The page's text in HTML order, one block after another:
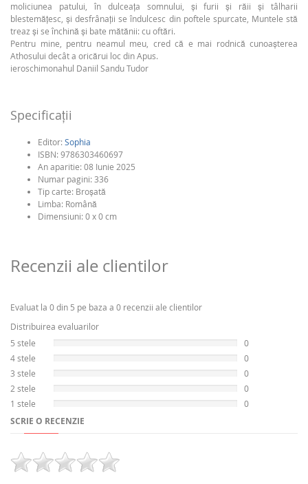
moliciunea patului, în dulceața somnului, și furii și răii și tâlharii
blestemățesc, și desfrânații se îndulcesc din poftele spurcate, Muntele stă
treaz și se închină și bate mătănii: cu oftări.
Pentru mine, pentru neamul meu, cred că e mai rodnică cunoașterea
Athosului decât a oricărui loc din Apus.
ieroschimonahul Daniil Sandu Tudor
Specificaţii
Editor: Sophia
ISBN: 9786303460697
An aparitie: 08 Iunie 2025
Numar pagini: 336
Tip carte: Broşată
Limba: Română
Dimensiuni: 0 x 0 cm
Recenzii ale clientilor
Evaluat la 0 din 5 pe baza a 0 recenzii ale clientilor
Distribuirea evaluarilor
5 stele
0
4 stele
0
3 stele
0
2 stele
0
1 stele
0
SCRIE O RECENZIE